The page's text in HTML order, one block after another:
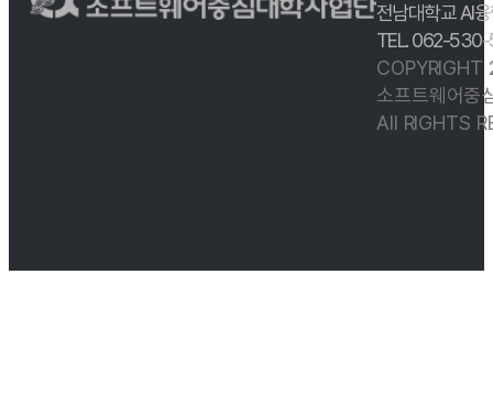
전남대학교 AI
TEL. 062-
COPYRIGHT
소프트웨어중
All RIGHTS